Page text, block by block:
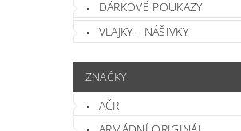
DÁRKOVÉ POUKAZY
VLAJKY - NÁŠIVKY
ZNAČKY
AČR